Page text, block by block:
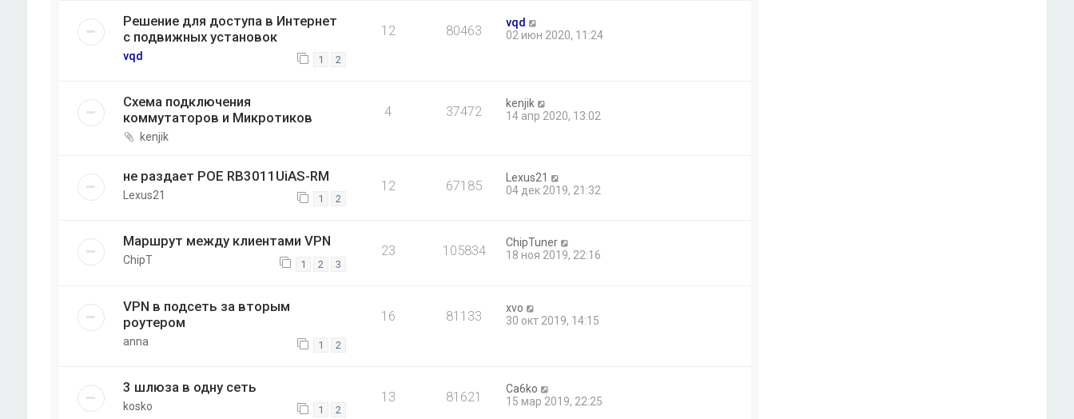
Решение для доступа в Интернет
с подвижных установок
vqd 1 2
12 80463
vqd
02 июн 2020, 11:24
Схема подключения
коммутаторов и Микротиков
kenjik
4 37472
kenjik
14 апр 2020, 13:02
не раздает POE RB3011UiAS-RM
Lexus21 1 2
12 67185
Lexus21
04 дек 2019, 21:32
Маршрут между клиентами VPN
ChipT 1 2 3
23 105834
ChipTuner
18 ноя 2019, 22:16
VPN в подсеть за вторым
роутером
anna 1 2
16 81133
xvo
30 окт 2019, 14:15
3 шлюза в одну сеть
kosko 1 2
13 81621
Ca6ko
15 мар 2019, 22:25